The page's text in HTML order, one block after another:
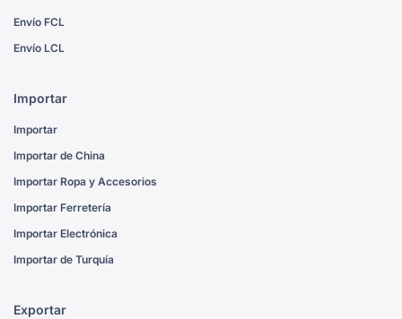
Envío FCL
Envío LCL
Importar
Importar
Importar de China
Importar Ropa y Accesorios
Importar Ferretería
Importar Electrónica
Importar de Turquía
Exportar